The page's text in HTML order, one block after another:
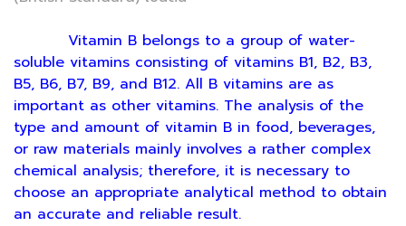
Vitamin B belongs to a group of water-
soluble vitamins consisting of vitamins B1, B2, B3,
B5, B6, B7, B9, and B12. All B vitamins are as
important as other vitamins. The analysis of the
type and amount of vitamin B in food, beverages,
or raw materials mainly involves a rather complex
chemical analysis; therefore, it is necessary to
choose an appropriate analytical method to obtain
an accurate and reliable result.